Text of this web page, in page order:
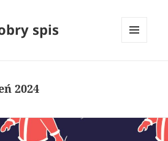
spis
2024